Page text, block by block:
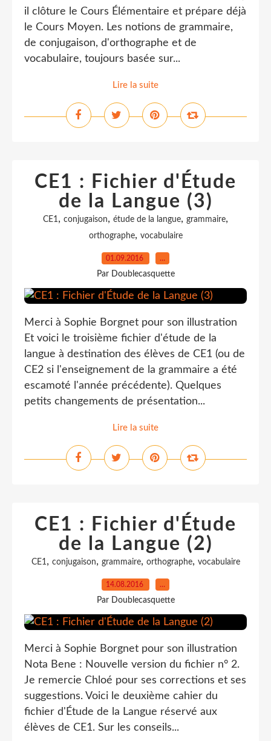
il clôture le Cours Élémentaire et prépare déjà
le Cours Moyen. Les notions de grammaire,
de conjugaison, d'orthographe et de
vocabulaire, toujours basée sur...
Lire la suite
CE1 : Fichier d'Étude
de la Langue (3)
CE1, conjugaison, étude de la langue, grammaire,
orthographe, vocabulaire
01.09.2016 …
Par Doublecasquette
Merci à Sophie Borgnet pour son illustration
Et voici le troisième fichier d'étude de la
langue à destination des élèves de CE1 (ou de
CE2 si l'enseignement de la grammaire a été
escamoté l'année précédente). Quelques
petits changements de présentation...
Lire la suite
CE1 : Fichier d'Étude
de la Langue (2)
CE1, conjugaison, grammaire, orthographe, vocabulaire
14.08.2016 …
Par Doublecasquette
Merci à Sophie Borgnet pour son illustration
Nota Bene : Nouvelle version du fichier n° 2.
Je remercie Chloé pour ses corrections et ses
suggestions. Voici le deuxième cahier du
fichier d'Étude de la Langue réservé aux
élèves de CE1. Sur les conseils...